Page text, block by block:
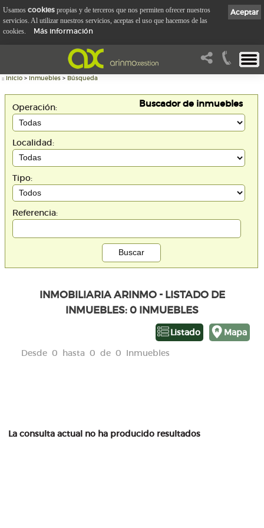
:: Inicio > Inmuebles > Búsqueda
Buscador de inmuebles
Operación:
Localidad:
Tipo:
Referencia:
INMOBILIARIA ARINMO - LISTADO DE
INMUEBLES: 0 INMUEBLES
Mapa
Listado
Desde 0 hasta 0 de 0 Inmuebles
La consulta actual no ha producido resultados
Aceptar
Usamos cookies propias y de terceros que nos permiten ofrecer nuestros
servicios. Al utilizar nuestros servicios, aceptas el uso que hacemos de las
cookies.
Más información